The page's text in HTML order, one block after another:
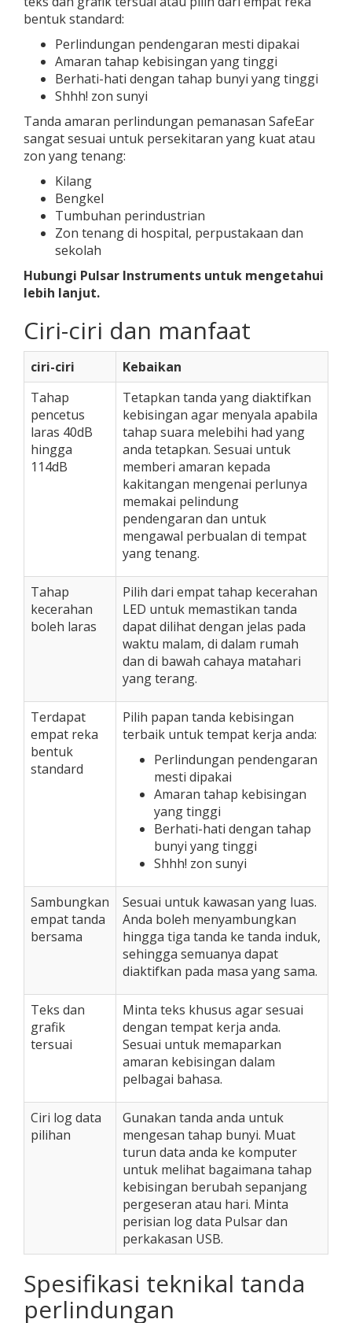
bentuk standard:
Perlindungan pendengaran mesti dipakai
Amaran tahap kebisingan yang tinggi
Berhati-hati dengan tahap bunyi yang tinggi
Shhh! zon sunyi
Tanda amaran perlindungan pemanasan SafeEar
sangat sesuai untuk persekitaran yang kuat atau
zon yang tenang:
Kilang
Bengkel
Tumbuhan perindustrian
Zon tenang di hospital, perpustakaan dan
sekolah
Hubungi Pulsar Instruments untuk mengetahui
lebih lanjut.
Ciri-ciri dan manfaat
ciri-ciri
Kebaikan
Tahap
pencetus
laras 40dB
hingga
114dB
Tetapkan tanda yang diaktifkan
kebisingan agar menyala apabila
tahap suara melebihi had yang
anda tetapkan. Sesuai untuk
memberi amaran kepada
kakitangan mengenai perlunya
memakai pelindung
pendengaran dan untuk
mengawal perbualan di tempat
yang tenang.
Tahap
kecerahan
boleh laras
Pilih dari empat tahap kecerahan
LED untuk memastikan tanda
dapat dilihat dengan jelas pada
waktu malam, di dalam rumah
dan di bawah cahaya matahari
yang terang.
Terdapat
empat reka
bentuk
standard
Pilih papan tanda kebisingan
terbaik untuk tempat kerja anda:
Perlindungan pendengaran
mesti dipakai
Amaran tahap kebisingan
yang tinggi
Berhati-hati dengan tahap
bunyi yang tinggi
Shhh! zon sunyi
Sambungkan
empat tanda
bersama
Sesuai untuk kawasan yang luas.
Anda boleh menyambungkan
hingga tiga tanda ke tanda induk,
sehingga semuanya dapat
diaktifkan pada masa yang sama.
Teks dan
grafik
tersuai
Minta teks khusus agar sesuai
dengan tempat kerja anda.
Sesuai untuk memaparkan
amaran kebisingan dalam
pelbagai bahasa.
Ciri log data
pilihan
Gunakan tanda anda untuk
mengesan tahap bunyi. Muat
turun data anda ke komputer
untuk melihat bagaimana tahap
kebisingan berubah sepanjang
pergeseran atau hari. Minta
perisian log data Pulsar dan
perkakasan USB.
Spesifikasi teknikal tanda
perlindungan